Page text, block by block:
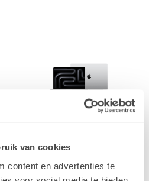
van cookies
content en advertenties te
Mac